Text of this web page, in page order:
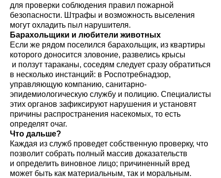
для проверки соблюдения правил пожарной
безопасности. Штрафы и возможность выселения
могут охладить пыл нарушителя.
Барахольщики и любители животных
Если же рядом поселился барахольщик, из квартиры
которого доносится зловоние, развелись крысы
и ползут тараканы, соседям следует сразу обратиться
в несколько инстанций: в Роспотребнадзор,
управляющую компанию, санитарно-
эпидемиологическую службу и полицию. Специалисты
этих органов зафиксируют нарушения и установят
причины распространения насекомых, то есть
определят очаг.
Что дальше?
Каждая из служб проведет собственную проверку, что
позволит собрать полный массив доказательств
и определить виновное лицо; причиненный вред
может быть как материальным, так и моральным.